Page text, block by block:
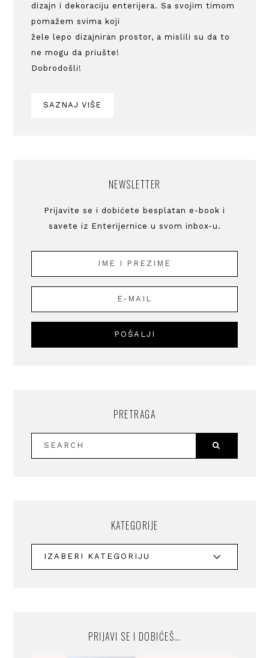
dizajn i dekoraciju enterijera. Sa svojim timom
pomažem svima koji
žele lepo dizajniran prostor, a mislili su da to
ne mogu da priušte!
Dobrodošli!
SAZNAJ VIŠE
NEWSLETTER
Prijavite se i dobićete besplatan e-book i
savete iz Enterijernice u svom inbox-u.
PRETRAGA
KATEGORIJE
PRIJAVI SE I DOBIĆEŠ…